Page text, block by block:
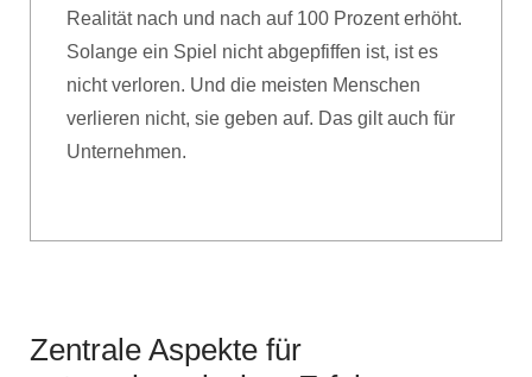
Realität nach und nach auf 100 Prozent erhöht.
Solange ein Spiel nicht abgepfiffen ist, ist es
nicht verloren. Und die meisten Menschen
verlieren nicht, sie geben auf. Das gilt auch für
Unternehmen.
Zentrale Aspekte für